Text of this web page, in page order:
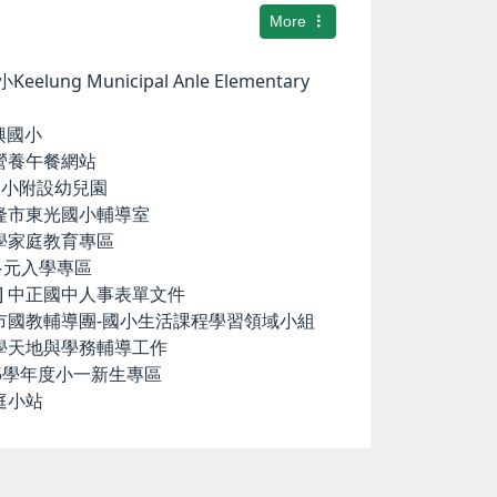
More
Keelung Municipal Anle Elementary
國小
養午餐網站
附設幼兒園
東光國小輔導室
家庭教育專區
入學專區
正國中人事表單文件
教輔導團-國小生活課程學習領域小組
地與學務輔導工作
年度小一新生專區
小站